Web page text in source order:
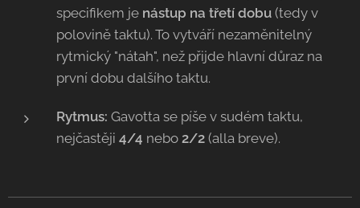
specifikem je nástup na třetí dobu (tedy v
polovině taktu). To vytváří nezaměnitelný
rytmický "nátah", než přijde hlavní důraz na
první dobu dalšího taktu.
Rytmus: Gavotta se píše v sudém taktu,
nejčastěji 4/4 nebo 2/2 (alla breve).